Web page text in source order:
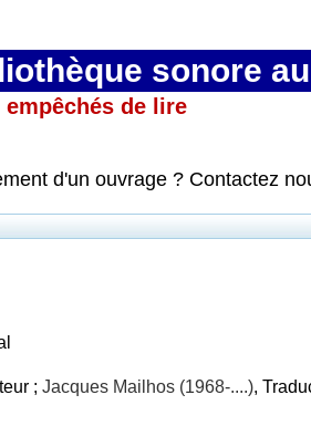
sonore
de lire
d'un ouvrage ? Contactez
; Jacques Mailhos (1968-....),